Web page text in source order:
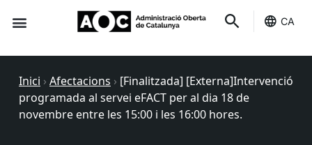
CA
Inici › Afectacions › [Finalitzada] [Externa]Intervenció
programada al servei eFACT per al dia 18 de
novembre entre les 15:00 i les 16:00 hores.